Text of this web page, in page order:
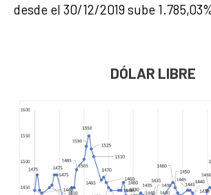
desde el 30/12/2019 sube
DÓLAR LIBRE